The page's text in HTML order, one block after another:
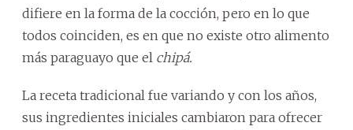
difiere en la forma de la cocción, pero en lo que
todos coinciden, es en que no existe otro alimento
más paraguayo que el chipá.
La receta tradicional fue variando y con los años,
sus ingredientes iniciales cambiaron para ofrecer